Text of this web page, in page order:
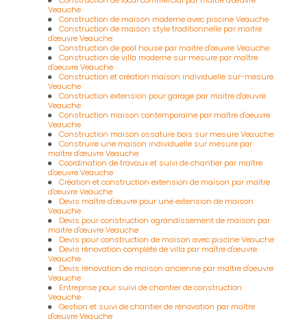
Veauche
Construction de maison moderne avec piscine Veauche
Construction de maison style traditionnelle par maitre
d'œuvre Veauche
Construction de pool house par maitre d'œuvre Veauche
Construction de villa moderne sur mesure par maître
d'oeuvre Veauche
Construction et création maison individuelle sur-mesure
Veauche
Construction extension pour garage par maitre d'œuvre
Veauche
Construction maison contemporaine par maître d'oeuvre
Veauche
Construction maison ossature bois sur mesure Veauche
Construire une maison individuelle sur mesure par
maître d'œuvre Veauche
Coordination de travaux et suivi de chantier par maître
d'oeuvre Veauche
Création et construction extension de maison par maître
d'œuvre Veauche
Devis maître d'œuvre pour une extension de maison
Veauche
Devis pour construction agrandissement de maison par
maitre d'œuvre Veauche
Devis pour construction de maison avec piscine Veauche
Devis rénovation complète de villa par maître d'œuvre
Veauche
Devis rénovation de maison ancienne par maître d'oeuvre
Veauche
Entreprise pour suivi de chantier de construction
Veauche
Gestion et suivi de chantier de rénovation par maître
d'œuvre Veauche